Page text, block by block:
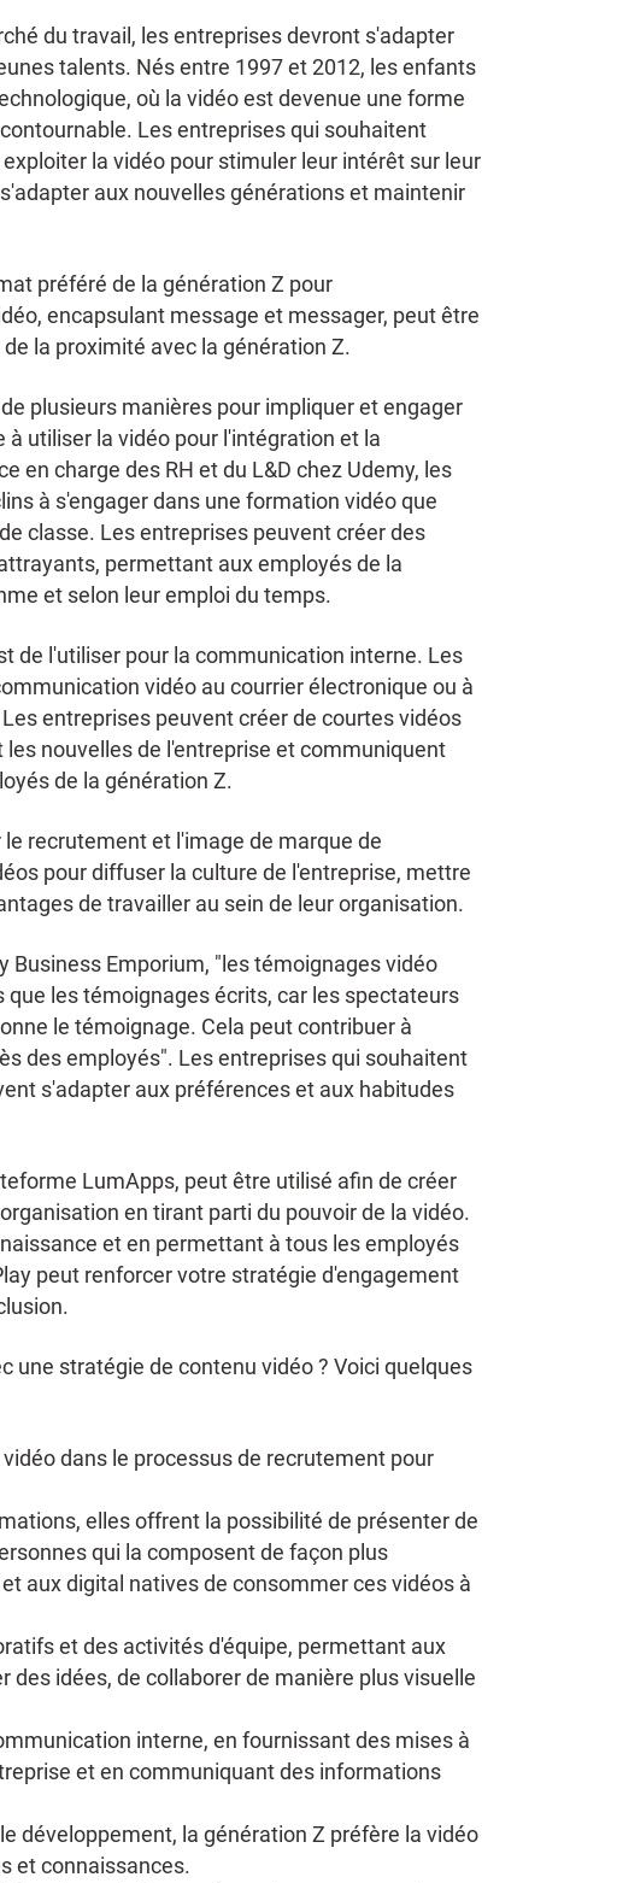
du travail, les entreprises devront s'adapter
talents. Nés entre 1997 et 2012, les enfants
où la vidéo est devenue une forme
Les entreprises qui souhaitent
la vidéo pour stimuler leur intérêt sur leur
aux nouvelles générations et maintenir
préféré de la génération Z pour
encapsulant message et messager, peut être
la proximité avec la génération Z.
plusieurs manières pour impliquer et engager
à utiliser la vidéo pour l'intégration et la
en charge des RH et du L&D chez Udemy, les
à s'engager dans une formation vidéo que
classe. Les entreprises peuvent créer des
permettant aux employés de la
et selon leur emploi du temps.
de l'utiliser pour la communication interne. Les
vidéo au courrier électronique ou à
entreprises peuvent créer de courtes vidéos
nouvelles de l'entreprise et communiquent
de la génération Z.
recrutement et l'image de marque de
pour diffuser la culture de l'entreprise, mettre
de travailler au sein de leur organisation.
Business Emporium, "les témoignages vidéo
les témoignages écrits, car les spectateurs
le témoignage. Cela peut contribuer à
des employés". Les entreprises qui souhaitent
s'adapter aux préférences et aux habitudes
LumApps, peut être utilisé afin de créer
en tirant parti du pouvoir de la vidéo.
et en permettant à tous les employés
peut renforcer votre stratégie d'engagement
une stratégie de contenu vidéo ? Voici quelques
dans le processus de recrutement pour
elles offrent la possibilité de présenter de
qui la composent de façon plus
aux digital natives de consommer ces vidéos à
et des activités d'équipe, permettant aux
des idées, de collaborer de manière plus visuelle
interne, en fournissant des mises à
et en communiquant des informations
développement, la génération Z préfère la vidéo
et connaissances.